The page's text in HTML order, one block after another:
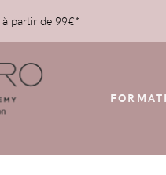
à partir de 99€*